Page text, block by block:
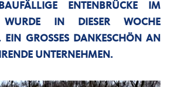
ENTENBRÜCKE IM
WURDE IN DIESER WOCHE
EIN GROSSES DANKESCHÖN AN D
UNTERNEHMEN.